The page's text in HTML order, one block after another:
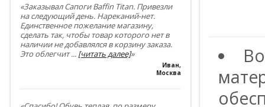
«Заказывал Сапоги Baffin Titan. Привезли
на следующий день. Нареканий-нет.
Единственное пожелание магазину,
сделать так, чтобы товар которого нет в
наличии не добавлялся в корзину заказа.
Это облегчит... [читать далее]»
Иван,
Москва